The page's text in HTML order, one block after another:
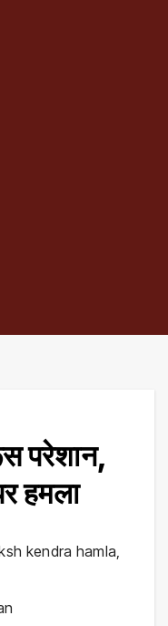
परेशान,
हमला
kendra hamla,